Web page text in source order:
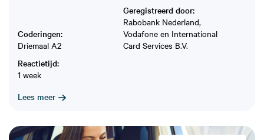
Coderingen:
Driemaal A2
Geregistreerd door:
Rabobank Nederland,
Vodafone en International
Card Services B.V.
Reactietijd:
1 week
Lees meer